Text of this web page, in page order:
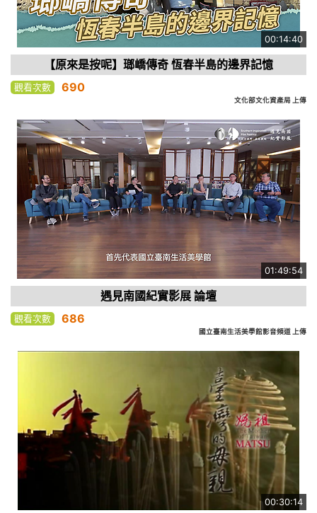
00:14:40
【原來是按呢】瑯嶠傳奇 恆春半島的邊界記憶
觀看次數 690
文化部文化資產局 上傳
01:49:54
遇見南國紀實影展 論壇
觀看次數 686
國立臺南生活美學館影音頻道 上傳
00:30:14